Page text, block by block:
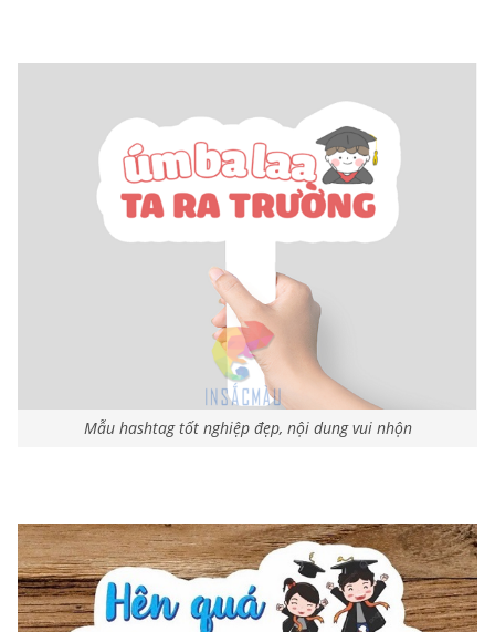
Mẫu hashtag tốt nghiệp đẹp, nội dung vui nhộn